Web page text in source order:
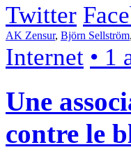
Twitter
AK Zensur, Björn Sellström,
Internet • 1
Une
contre le